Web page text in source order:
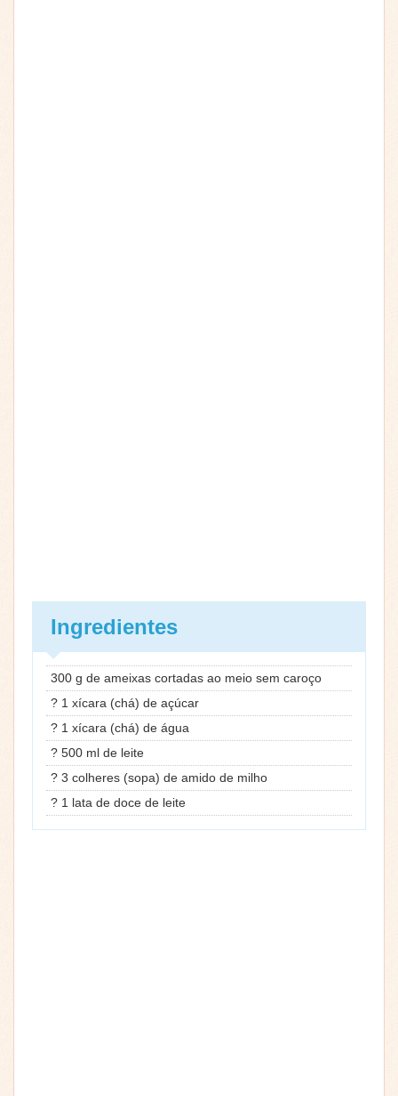
Ingredientes
300 g de ameixas cortadas ao meio sem caroço
? 1 xícara (chá) de açúcar
? 1 xícara (chá) de água
? 500 ml de leite
? 3 colheres (sopa) de amido de milho
? 1 lata de doce de leite